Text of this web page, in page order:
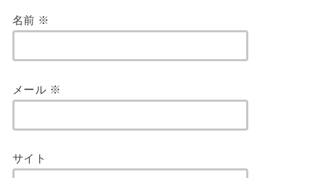
名前 ※
メール ※
サイト